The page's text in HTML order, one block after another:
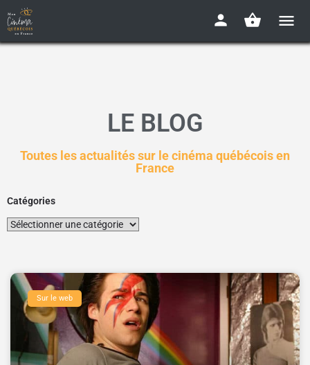
LE BLOG
Toutes les actualités sur le cinéma québécois en
France
Catégories
Sur le web